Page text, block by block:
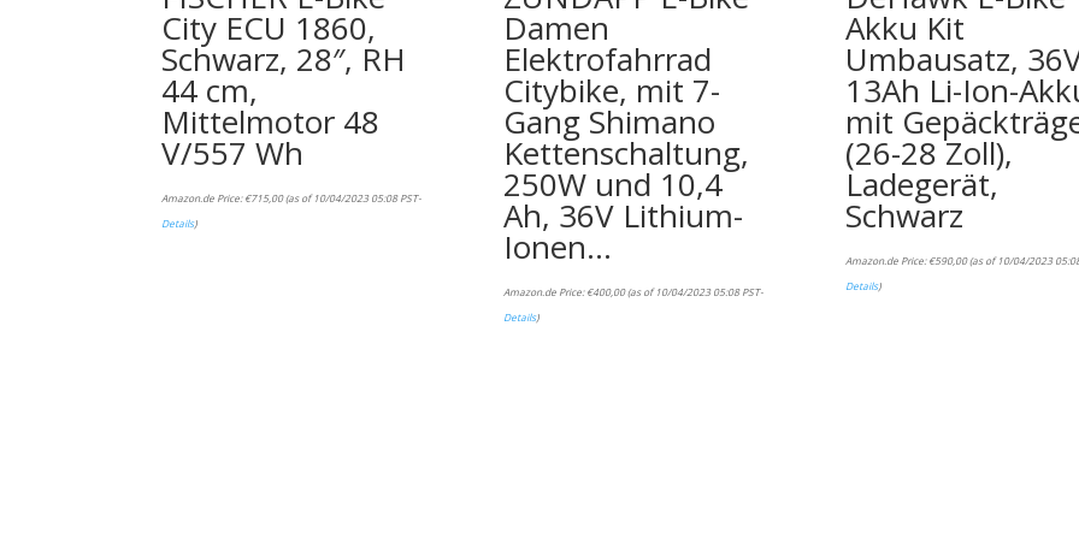
City ECU 1860,
Schwarz, 28″, RH
44 cm,
Mittelmotor 48
V/557 Wh
Amazon.de Price:€715,00(as of 10/04/2023 05:08 PST-
Details)
Damen
Elektrofahrrad
Citybike, mit 7-
Gang Shimano
Kettenschaltung,
250W und 10,4
Ah, 36V Lithium-
Ionen…
Amazon.de Price:€400,00(as of 10/04/2023 05:08 PST-
Details)
Akku Kit
Umbausatz,
13Ah Li-Ion-
mit
(26-28 Zoll),
Ladegerät,
Schwarz
Amazon.de Price:€590,00(as of 10/04/2023
Details)